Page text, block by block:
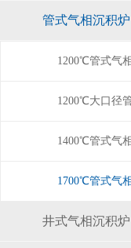
管式气相沉积炉
井式气相沉积炉